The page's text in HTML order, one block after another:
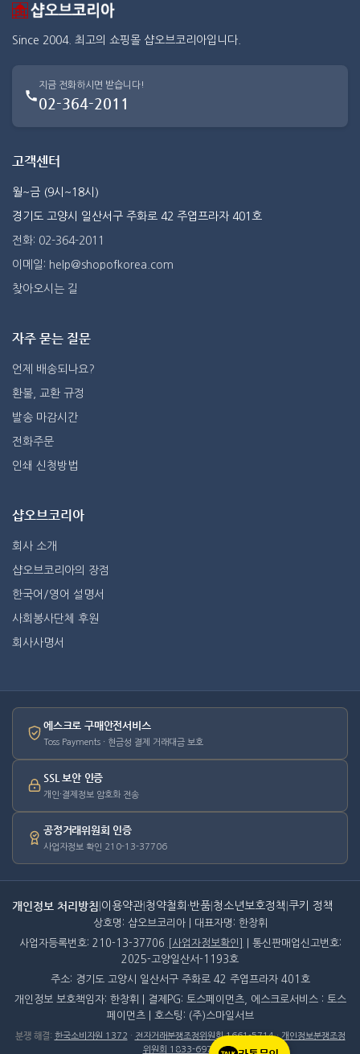
Since 2004. 최고의 쇼핑몰 샵오브코리아입니다.
지금 전화하시면 받습니다!
02-364-2011
고객센터
월~금 (9시~18시)
경기도 고양시 일산서구 주화로 42 주엽프라자 401호
전화: 02-364-2011
이메일: help@shopofkorea.com
찾아오시는 길
자주 묻는 질문
언제 배송되나요?
환불, 교환 규정
발송 마감시간
전화주문
인쇄 신청방법
샵오브코리아
회사 소개
샵오브코리아의 장점
한국어/영어 설명서
사회봉사단체 후원
회사사명서
에스크로 구매안전서비스
Toss Payments · 현금성 결제 거래대금 보호
SSL 보안 인증
개인·결제정보 암호화 전송
공정거래위원회 인증
사업자정보 확인 210-13-37706
개인정보 처리방침 이용약관 청약철회·반품 청소년보호정책 쿠키 정책
상호명: 샵오브코리아 | 대표자명: 한창휘
사업자등록번호: 210-13-37706
[사업자정보확인]
| 통신판매업신고번호:
2025-고양일산서-1193호
주소: 경기도 고양시 일산서구 주화로 42 주엽프라자 401호
개인정보 보호책임자: 한창휘 | 결제PG: 토스페이먼츠, 에스크로서비스 : 토스
페이먼츠 | 호스팅: (주)스마일서브
분쟁 해결: 한국소비자원 1372 · 전자거래분쟁조정위원회 1661-5714·개인정보분쟁조정
위원회 1833-6972